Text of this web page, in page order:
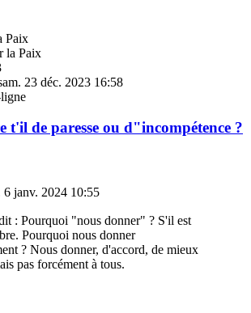
Paix
23 déc. 2023 16:58
t'il de paresse ou d"incompétence ?
6 janv. 2024 10:55
: Pourquoi "nous donner" ? S'il est
Pourquoi nous donner
? Nous donner, d'accord, de mieux
pas forcément à tous.